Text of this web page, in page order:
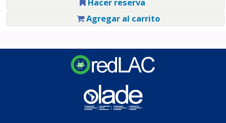
Agregar al carrito